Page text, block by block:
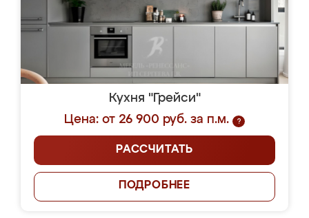
Кухня "Грейси"
Цена: от 26 900 руб. за п.м.
?
РАССЧИТАТЬ
ПОДРОБНЕЕ